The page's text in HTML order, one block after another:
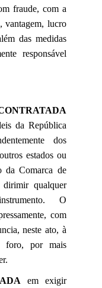
fraude, com a
vantagem, lucro
das medidas
responsável
da República
dos
estados ou
da Comarca de
qualquer
O
com
neste ato, à
foro, por mais
em exigir